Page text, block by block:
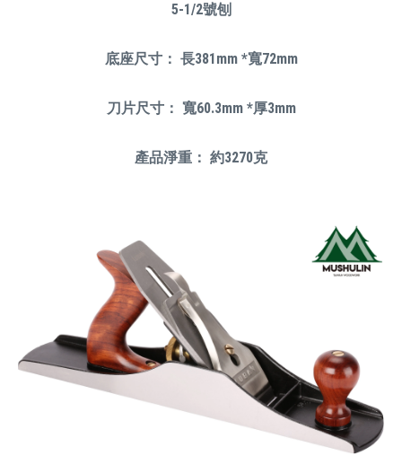
5-1/2號刨
底座尺寸： 長381mm *寬72mm
刀片尺寸： 寬60.3mm *厚3mm
產品淨重： 約3270克